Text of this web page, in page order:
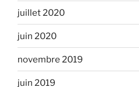
juillet 2020
juin 2020
novembre 2019
juin 2019